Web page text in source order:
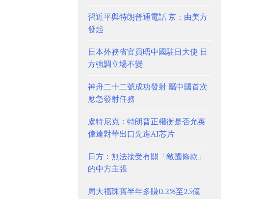
習近平與特朗普通電話 京：由美方
發起
日本外務省官員晤中國駐日大使 日
方強調立場不變
神舟二十二號成功發射 屬中國首次
應急發射任務
盧特尼克：特朗普正權衡是否允英
偉達對華出口先進AI芯片
日方：無法接受有關「敵國條款」
的中方主張
周大福珠寶半年多賺0.2%至25億